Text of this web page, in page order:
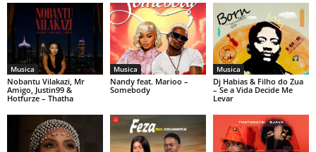
Musica
Nobantu Vilakazi, Mr
Amigo, Justin99 &
Hotfurze – Thatha
Musica
Nandy feat. Marioo –
Somebody
Musica
Dj Habias & Filho do Zua
– Se a Vida Decide Me
Levar